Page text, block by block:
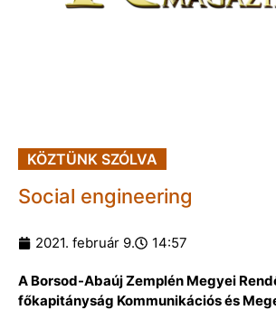
KÖZTÜNK SZÓLVA
Social engineering
2021. február 9. 14:57
A Borsod-Abaúj Zemplén Megyei
főkapitányság Kommunikációs és